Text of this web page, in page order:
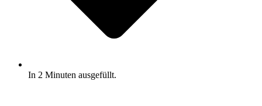
In 2 Minuten ausgefüllt.